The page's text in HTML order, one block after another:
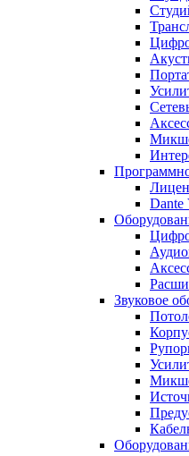
Dante
Звуковое